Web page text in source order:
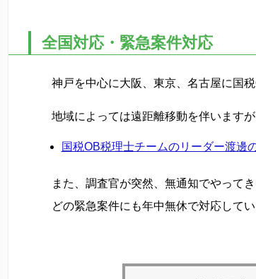
全国対応・緊急案件対応
神戸を中心に大阪、東京、名古屋に国
地域によっては遠距離移動を伴います
国税OB税理士チームのリーダー渡邊
また、調査官が突然、無通知でやって
どの緊急案件にも年中無休で対応して